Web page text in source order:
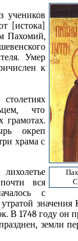
учеников
[истока]
Пахомий,
Умер
к
что
грамотах.
окреп
храма с
вся
с
значения
В 1748 году он
земли